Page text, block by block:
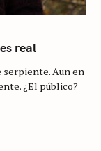
real
serpiente. Aun en
¿El público?